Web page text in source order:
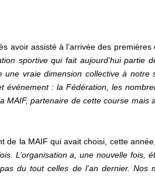
avoir assisté à l’arrivée des premières
sportive qui fait aujourd’hui partie
une vraie dimension collective à notre
événement : la Fédération, les
MAIF, partenaire de cette course
la MAIF qui avait choisi, cette
L’organisation a, une nouvelle fois,
du tout celles de l’an dernier. Nos